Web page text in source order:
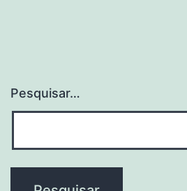
Pesquisar…